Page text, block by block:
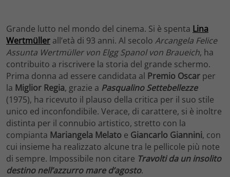
Grande lutto nel mondo del cinema. Si è spenta Lina
Wertmüller all’età di 93 anni. Al secolo Arcangela Felice
Assunta Wertmüller von Elgg Spanol von Braueich, ha
contribuito a riscrivere la storia del grande schermo.
Prima donna ad essere candidata al Premio Oscar per
la Miglior Regia, grazie a Pasqualino Settebellezze
(1975), ha ricevuto il plauso della critica per il suo stile
unico ed inconfondibile. Verace, di carattere, si è inoltre
distinta per il connubio artistico, stretto con la
compianta Mariangela Melato e Giancarlo Giannini, con
cui insieme ha realizzato alcune tra le pellicole più note
di sempre. Impossibile non citare Travolti da un insolito
destino nell’azzurro mare d’agosto.